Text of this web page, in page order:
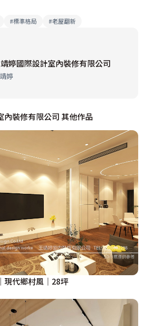
#標準格局 #老屋翻新
婷國際設計室內裝修有限公司
婷
內裝修有限公司 其他作品
現代鄉村風｜28坪